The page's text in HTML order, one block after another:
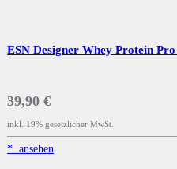
ESN Designer Whey Protein
39,90 €
inkl. 19% gesetzlicher MwSt.
* ansehen